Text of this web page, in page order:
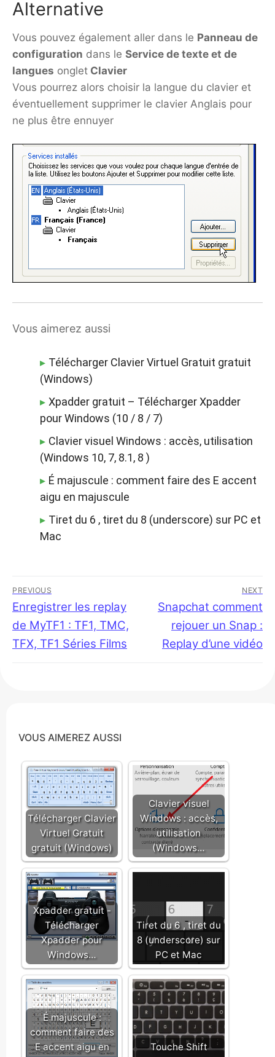
Alternative
Vous pouvez également aller dans le Panneau de
configuration dans le Service de texte et de
langues onglet Clavier
Vous pourrez alors choisir la langue du clavier et
éventuellement supprimer le clavier Anglais pour
ne plus être ennuyer
Vous aimerez aussi
Télécharger Clavier Virtuel Gratuit gratuit
(Windows)
Xpadder gratuit – Télécharger Xpadder
pour Windows (10 / 8 / 7)
Clavier visuel Windows : accès, utilisation
(Windows 10, 7, 8.1, 8 )
É majuscule : comment faire des E accent
aigu en majuscule
Tiret du 6 , tiret du 8 (underscore) sur PC et
Mac
Navigation
de
l’article
PREVIOUS
Previous
post:
Enregistrer les replay
de MyTF1 : TF1, TMC,
TFX, TF1 Séries Films
NEXT
Next
post:
Snapchat comment
rejouer un Snap :
Replay d’une vidéo
VOUS AIMEREZ AUSSI
Télécharger Clavier
Virtuel Gratuit
gratuit (Windows)
Clavier visuel
Windows : accès,
utilisation
(Windows…
Xpadder gratuit -
Télécharger
Xpadder pour
Windows…
Tiret du 6 , tiret du
8 (underscore) sur
PC et Mac
É majuscule :
comment faire des
E accent aigu en
Touche Shift